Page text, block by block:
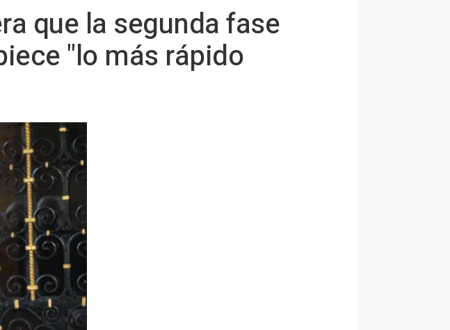
que la segunda fase
"lo más rápido